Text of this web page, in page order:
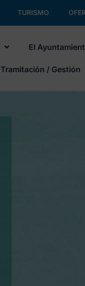
TURISMO
El
Tramitación / Gestión